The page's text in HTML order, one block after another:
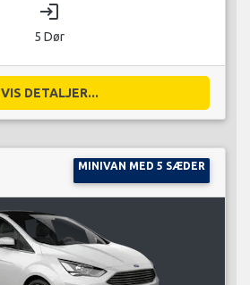
login
5 Dør
VIS DETALJER...
MINIVAN MED 5 SÆDER